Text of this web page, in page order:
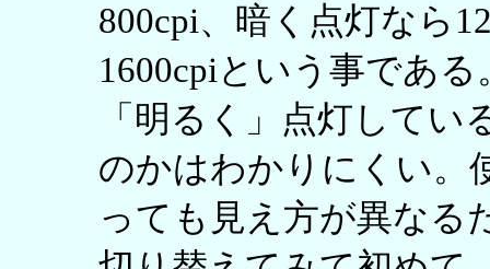
800cpi、暗く点灯なら
1600cpiという事であ
「明るく」点灯して
のかはわかりにくい。
っても見え方が異なる